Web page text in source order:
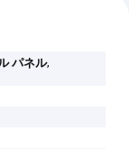
パネル,